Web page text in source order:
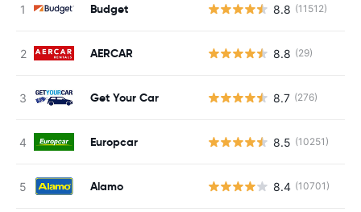
Budget 8.8 (11512)
AERCAR 8.8 (29)
Get Your Car 8.7 (276)
Europcar 8.5 (10251)
Alamo 8.4 (10701)